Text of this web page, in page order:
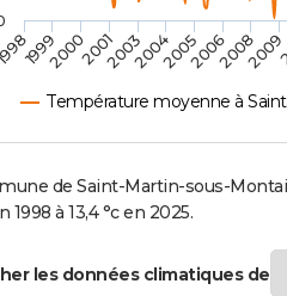
Température moyenne à
199920002001200320042005200620082009
de Saint-Martin-sous-
1998 à 13,4 °c en 2025.
les données climatiques de